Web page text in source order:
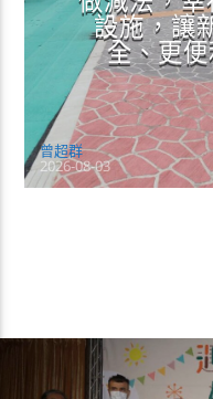
設施，讓
全、更
曾超群
2026-08-03